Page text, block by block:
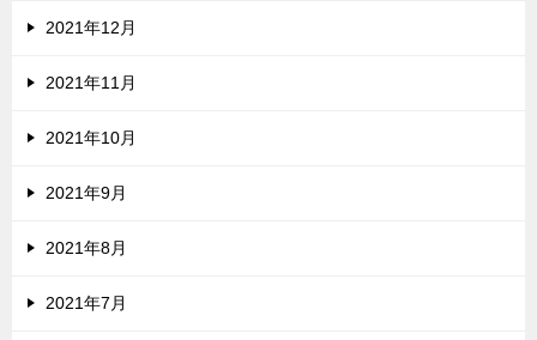
2021年12月
2021年11月
2021年10月
2021年9月
2021年8月
2021年7月